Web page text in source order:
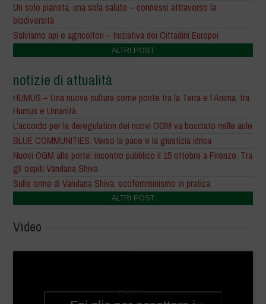
Un solo pianeta, una sola salute – connessi attraverso la
biodiversità
Salviamo api e agricoltori – Iniziativa dei Cittadini Europei
ALTRI POST
notizie di attualità
HUMUS – Una nuova cultura come ponte tra la Terra e l’Anima, tra
Humus e Umanità
L’accordo per la deregulation dei nuovi OGM va bocciato nelle aule
BLUE COMMUNITIES. Verso la pace e la giustizia idrica
Nuovi OGM alle porte: incontro pubblico il 15 ottobre a Firenze. Tra
gli ospiti Vandana Shiva
Sulle orme di Vandana Shiva: ecofemminismo in pratica
ALTRI POST
Video
English